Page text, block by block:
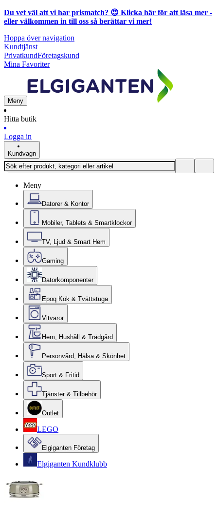
Du vet väl att vi har prismatch? 😍 Klicka här för att läsa mer -
eller välkommen in till oss så berättar vi mer!
Hoppa över navigation
Kundtjänst
PrivatkundFöretagskund
Mina Favoriter
Meny
Hitta butik
Logga in
Kundvagn
Meny
Datorer & Kontor
Mobiler, Tablets & Smartklockor
TV, Ljud & Smart Hem
Gaming
Datorkomponenter
Epoq Kök & Tvättstuga
Vitvaror
Hem, Hushåll & Trädgård
Personvård, Hälsa & Skönhet
Sport & Fritid
Tjänster & Tillbehör
Outlet
LEGO
Elgiganten Företag
Elgiganten Kundklubb